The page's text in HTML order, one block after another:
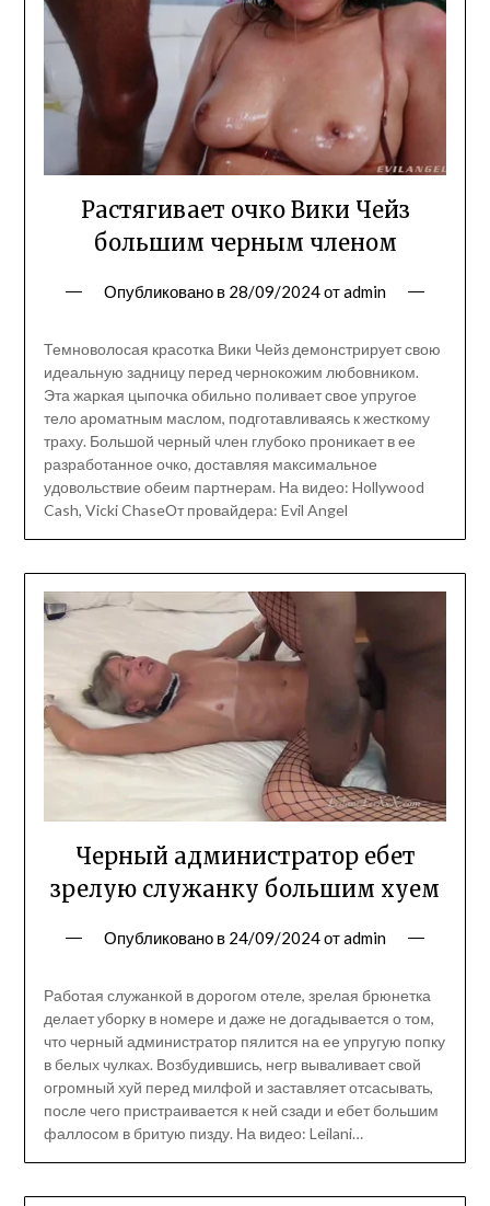
Растягивает очко Вики Чейз
большим черным членом
Опубликовано в 28/09/2024отadmin
Темноволосая красотка Вики Чейз демонстрирует свою
идеальную задницу перед чернокожим любовником.
Эта жаркая цыпочка обильно поливает свое упругое
тело ароматным маслом, подготавливаясь к жесткому
траху. Большой черный член глубоко проникает в ее
разработанное очко, доставляя максимальное
удовольствие обеим партнерам. На видео: Hollywood
Cash, Vicki ChaseОт провайдера: Evil Angel
Черный администратор ебет
зрелую служанку большим хуем
Опубликовано в 24/09/2024отadmin
Работая служанкой в дорогом отеле, зрелая брюнетка
делает уборку в номере и даже не догадывается о том,
что черный администратор пялится на ее упругую попку
в белых чулках. Возбудившись, негр вываливает свой
огромный хуй перед милфой и заставляет отсасывать,
после чего пристраивается к ней сзади и ебет большим
фаллосом в бритую пизду. На видео: Leilani…